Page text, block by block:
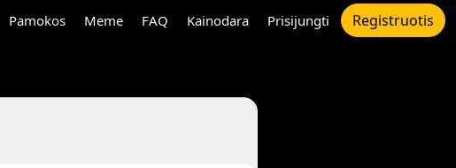
Pamokos Meme FAQ Kainodara Prisijungti Registruotis